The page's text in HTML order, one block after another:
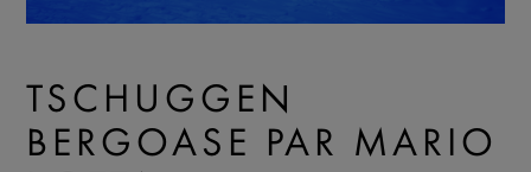
TSCHUGGEN
BERGOASE PAR MARIO